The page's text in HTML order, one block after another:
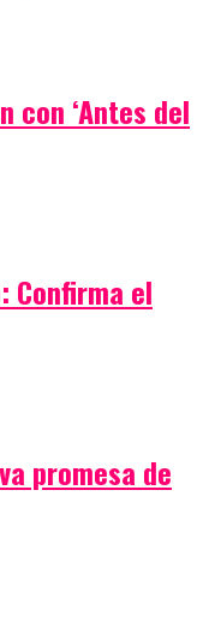
con ‘Antes del
Confirma el
promesa de